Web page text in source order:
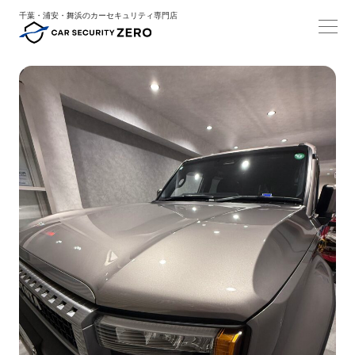
千葉・浦安・舞浜のカーセキュリティ専門店